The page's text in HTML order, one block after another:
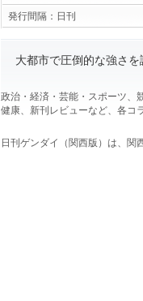
発行間隔： 日刊
大都市で圧倒的な強さを
政治・経済・芸能・スポーツ、
健康、新刊レビューなど、各コ
日刊ゲンダイ（関西版）は、関